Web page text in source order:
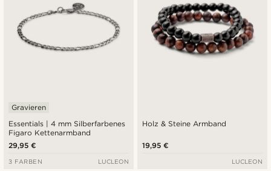
Essentials | 4 mm Silberfarbenes
Figaro Kettenarmband
Gravieren
29,95 €
3 FARBEN LUCLEON
Holz & Steine Armband
19,95 €
LUCLEON